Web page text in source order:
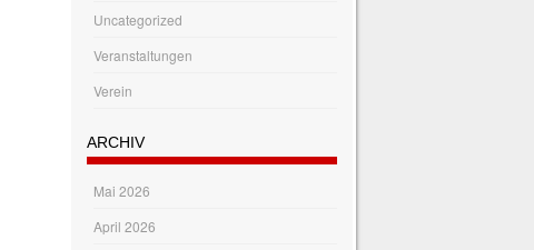
Uncategorized
Veranstaltungen
Verein
ARCHIV
Mai 2026
April 2026